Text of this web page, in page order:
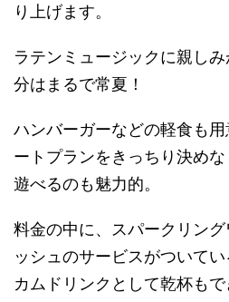
り上げます。
ラテンミュージックに親し
分はまるで常夏！
ハンバーガーなどの軽食も
ートプランをきっちり決め
遊べるのも魅力的。
料金の中に、
スパークリン
ッシュのサービスがついて
カムドリンクとして乾杯もで